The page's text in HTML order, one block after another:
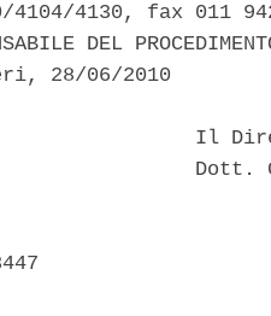
4104/4130, fax 011
DEL
28/06/2010
Il